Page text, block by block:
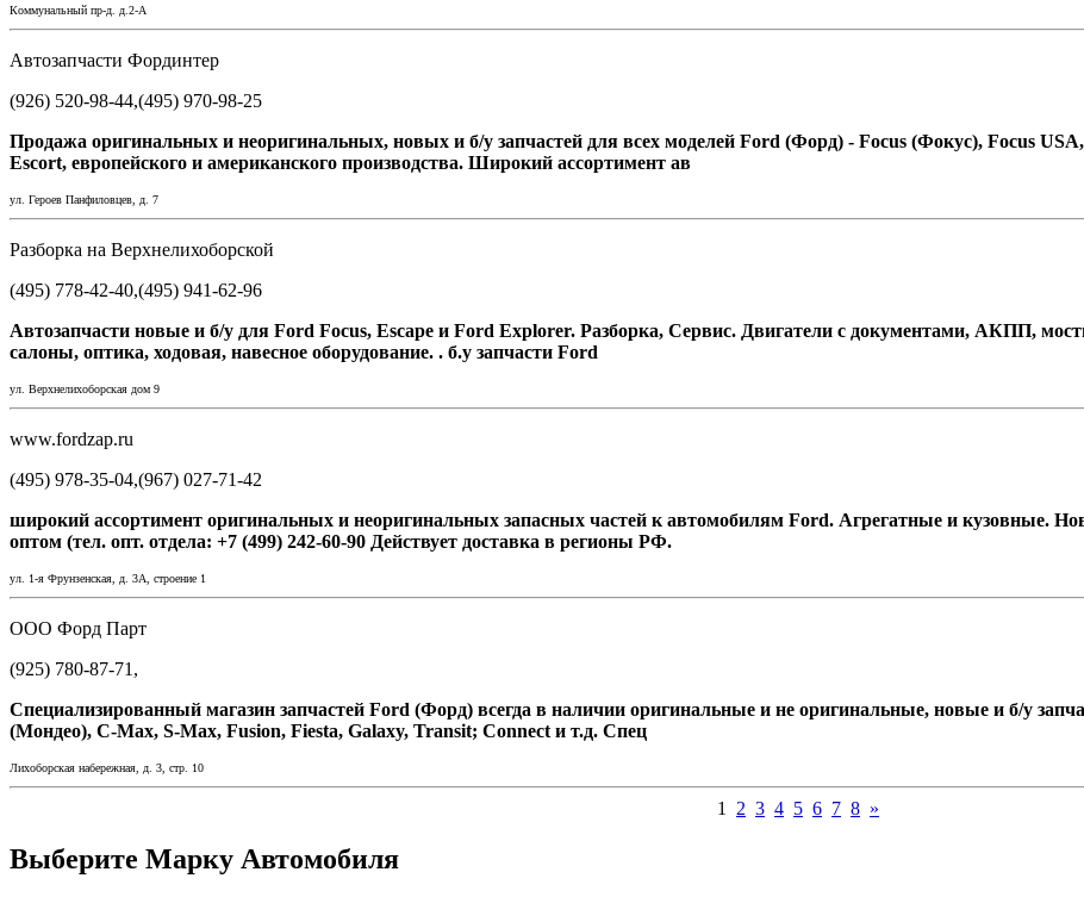
Коммунальный пр-д. д.2-А
Автозапчасти Фординтер
(926) 520-98-44,(495) 970-98-25
Продажа оригинальных и неоригинальных, новых и б/у запчастей для всех моделей Ford (Форд) - Focus (Фокус), Focus
Escort, европейского и американского производства. Широкий ассортимент ав
ул. Героев Панфиловцев, д. 7
Разборка на Верхнелихоборской
(495) 778-42-40,(495) 941-62-96
Автозапчасти новые и б/у для Ford Focus, Escape и Ford Explorer. Разборка, Сервис. Двигатели с документами, АКПП,
салоны, оптика, ходовая, навесное оборудование. . б.у запчасти Ford
ул. Верхнелихоборская дом 9
www.fordzap.ru
(495) 978-35-04,(967) 027-71-42
широкий ассортимент оригинальных и неоригинальных запасных частей к автомобилям Ford. Агрегатные и кузовные.
оптом (тел. опт. отдела: +7 (499) 242-60-90 Действует доставка в регионы РФ.
ул. 1-я Фрунзенская, д. 3A, строение 1
ООО Форд Парт
(925) 780-87-71,
Специализированный магазин запчастей Ford (Форд) всегда в наличии оригинальные и не оригинальные, новые и б/у
(Мондео), C-Max, S-Max, Fusion, Fiesta, Galaxy, Transit; Connect и т.д. Спец
Лихоборская набережная, д. 3, стр. 10
1 2 3 4 5 6 7 8 »
Выберите Марку Автомобиля